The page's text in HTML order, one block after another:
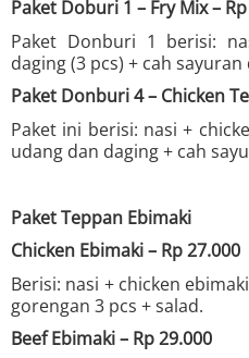
Paket Doburi 1 – Fry Mix –
Paket Donburi 1 berisi:
daging (3 pcs) + cah
Paket Donburi 4 – Chicken
Paket ini berisi: nasi +
udang dan daging + cah
Paket Teppan Ebimaki
Chicken Ebimaki – Rp 27.000
Berisi: nasi + chicken
gorengan 3 pcs + salad.
Beef Ebimaki – Rp 29.000